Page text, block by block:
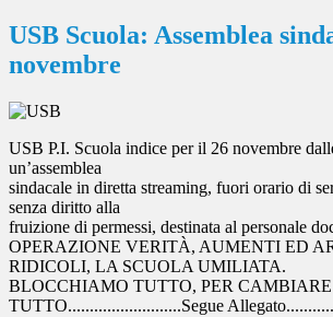
USB Scuola: Assemblea
novembre
USB P.I. Scuola indice per il 26 novembre
un’assemblea
sindacale in diretta streaming, fuori orario di
senza diritto alla
fruizione di permessi, destinata al personale
OPERAZIONE VERITÀ, AUMENTI ED
RIDICOLI, LA SCUOLA UMILIATA.
BLOCCHIAMO TUTTO, PER CAMBIARE
TUTTO..........................Segue